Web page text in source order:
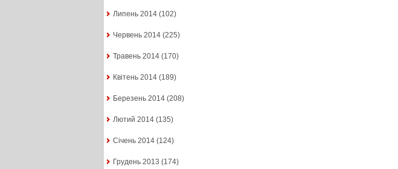
Липень 2014(102)
Червень 2014(225)
Травень 2014(170)
Квітень 2014(189)
Березень 2014(208)
Лютий 2014(135)
Січень 2014(124)
Грудень 2013 (174)